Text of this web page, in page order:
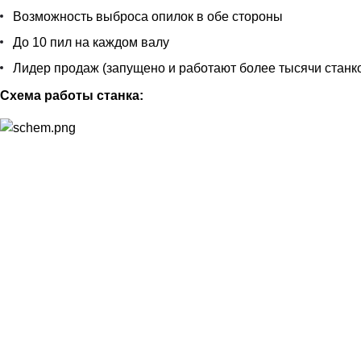
Возможность выброса опилок в обе стороны
До 10 пил на каждом валу
Лидер продаж (запущено и работают более тысячи
Схема работы станка: